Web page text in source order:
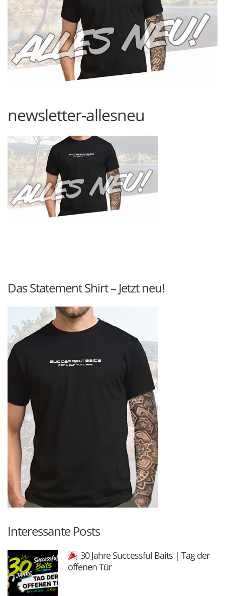
newsletter-allesneu
Das Statement Shirt – Jetzt neu!
Interessante Posts
30 Jahre Successful Baits | Tag der
offenen Tür